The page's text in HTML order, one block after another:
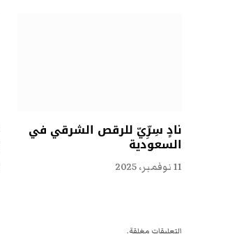
نادٍ سِرِّيّ للرقص الشرقي في
السعودية
11 نوفمبر، 2025
التعليقات مغلقة.